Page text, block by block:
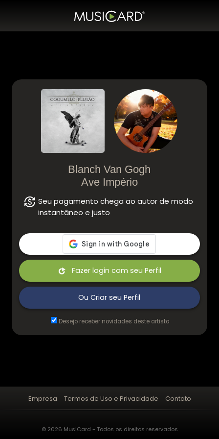
Blanch Van Gogh
Ave Império
currency_exchange Seu pagamento chega ao autor de modo
instantâneo e justo
Fazer login com seu Perfil
Ou Criar seu Perfil
Desejo receber novidades deste artista
Empresa Termos de Uso e Privacidade Contato
© 2026 MusiCard - Todos os direitos reservados